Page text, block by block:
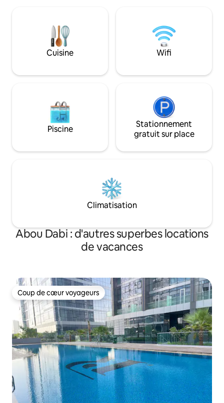
pour 3 personnes et 2 tables d'étude en
verre pour profiter d'un petit-déjeuner
ou d'un café le matin. À 5 minutes de
l'aéroport, à 10 minutes de l'île de Yas, à
et à 50 minutes de Dubaï.
groupes de 3, 4,
seulement 15
proximité des
avec un
incroyables dans
Cuisine Wifi
Piscine
Stationnement
gratuit sur place
Climatisation
Abou Dabi : d'autres superbes locations
de vacances
Coup de cœur voyageurs
Coup de cœur voyageurs